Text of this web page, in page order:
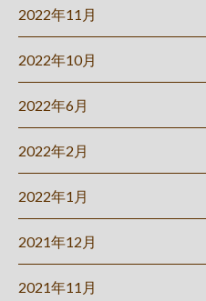
2022年11月
2022年10月
2022年6月
2022年2月
2022年1月
2021年12月
2021年11月